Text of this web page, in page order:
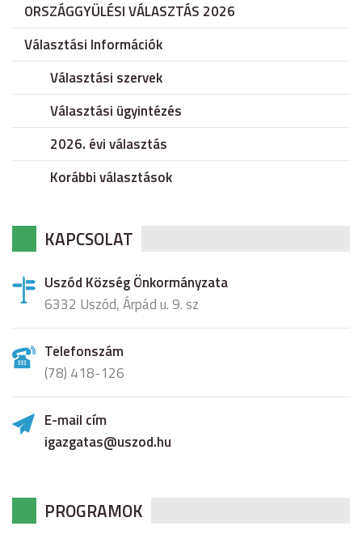
ORSZÁGGYÜLÉSI VÁLASZTÁS 2026
Választási Információk
Választási szervek
Választási ügyintézés
2026. évi választás
Korábbi választások
KAPCSOLAT
Uszód Község Önkormányzata
6332 Uszód, Árpád u. 9. sz
Telefonszám
(78) 418-126
E-mail cím
igazgatas@uszod.hu
PROGRAMOK